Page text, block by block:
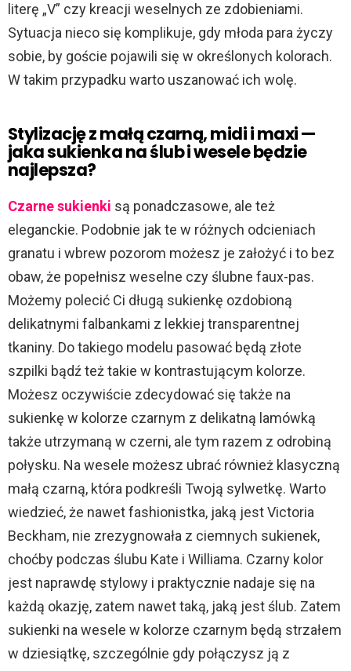
literę „V” czy kreacji weselnych ze zdobieniami.
Sytuacja nieco się komplikuje, gdy młoda para życzy
sobie, by goście pojawili się w określonych kolorach.
W takim przypadku warto uszanować ich wolę.
Stylizację z małą czarną, midi i maxi —
jaka sukienka na ślub i wesele będzie
najlepsza?
Czarne sukienki są ponadczasowe, ale też
eleganckie. Podobnie jak te w różnych odcieniach
granatu i wbrew pozorom możesz je założyć i to bez
obaw, że popełnisz weselne czy ślubne faux-pas.
Możemy polecić Ci długą sukienkę ozdobioną
delikatnymi falbankami z lekkiej transparentnej
tkaniny. Do takiego modelu pasować będą złote
szpilki bądź też takie w kontrastującym kolorze.
Możesz oczywiście zdecydować się także na
sukienkę w kolorze czarnym z delikatną lamówką
także utrzymaną w czerni, ale tym razem z odrobiną
połysku. Na wesele możesz ubrać również klasyczną
małą czarną, która podkreśli Twoją sylwetkę. Warto
wiedzieć, że nawet fashionistka, jaką jest Victoria
Beckham, nie zrezygnowała z ciemnych sukienek,
choćby podczas ślubu Kate i Williama. Czarny kolor
jest naprawdę stylowy i praktycznie nadaje się na
każdą okazję, zatem nawet taką, jaką jest ślub. Zatem
sukienki na wesele w kolorze czarnym będą strzałem
w dziesiątkę, szczególnie gdy połączysz ją z